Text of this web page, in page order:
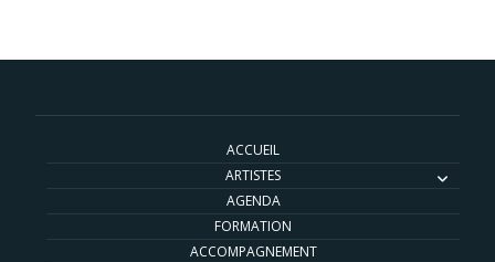
ACCUEIL
ARTISTES
AGENDA
FORMATION
ACCOMPAGNEMENT